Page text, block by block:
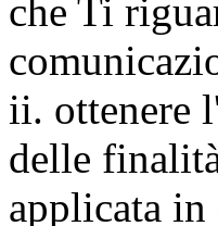
che Ti
ii. ottenere
delle
applicata